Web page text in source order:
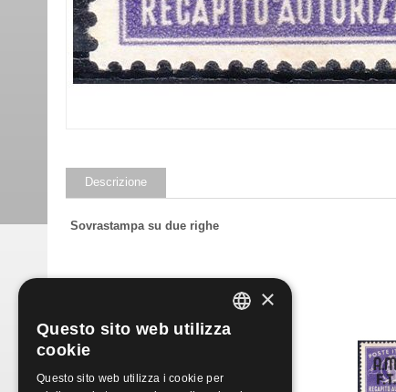
Descrizione
Sovrastampa su due righe
ITALIAN
×
Questo sito web utilizza
cookie
Questo sito web utilizza i cookie per